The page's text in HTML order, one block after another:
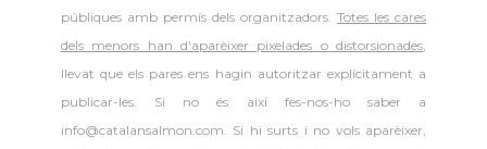
públiques amb permís dels organitzadors.Totes les cares
dels menors han d'aparèixer pixelades o distorsionades,
llevat que els pares ens hagin autoritzar explícitament a
publicar-les. Si no és així fes-nos-ho saber a
info@catalansalmon.com. Si hi surts i no vols aparèixer,